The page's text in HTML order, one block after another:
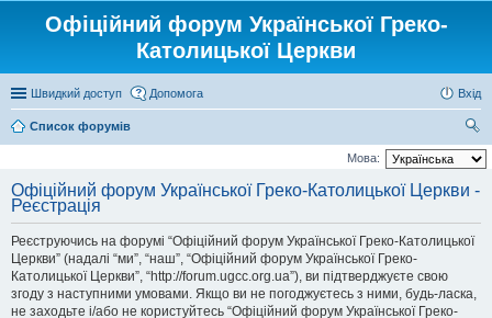
Офіційний форум Української Греко-
Католицької Церкви
Швидкий доступ Допомога Вхід
Список форумів
ош
Мова:
Офіційний форум Української Греко-Католицької Церкви -
Реєстрація
Реєструючись на форумі “Офіційний форум Української Греко-Католицької
Церкви” (надалі “ми”, “наш”, “Офіційний форум Української Греко-
Католицької Церкви”, “http://forum.ugcc.org.ua”), ви підтверджуєте свою
згоду з наступними умовами. Якщо ви не погоджуєтесь з ними, будь-ласка,
не заходьте і/або не користуйтесь “Офіційний форум Української Греко-